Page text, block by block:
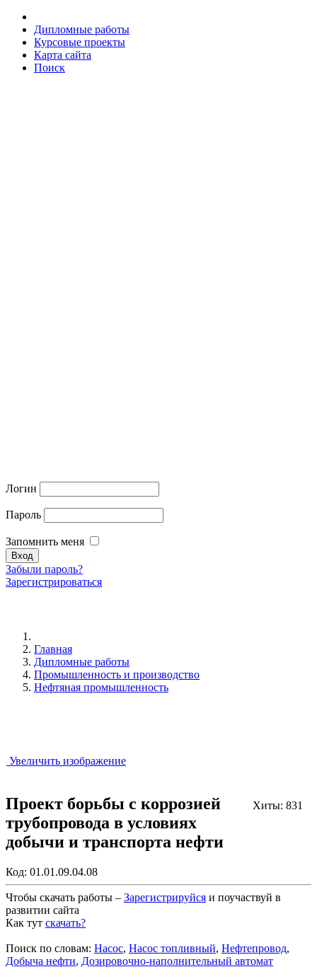
Дипломные работы
Курсовые проекты
Карта сайта
Поиск
Логин
Пароль
Запомнить меня
Забыли пароль?
Зарегистрироваться
Главная
Дипломные работы
Промышленность и производство
Нефтяная промышленность
Увеличить изображение
Хиты: 831
Проект борьбы с коррозией
трубопровода в условиях
добычи и транспорта нефти
Код: 01.01.09.04.08
Чтобы скачать работы – Зарегистрируйся и поучаствуй в
развитии сайта
Как тут скачать?
Поиск по словам: Насос, Насос топливный, Нефтепровод,
Добыча нефти, Дозировочно-наполнительный автомат